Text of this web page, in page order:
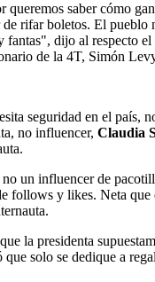
queremos saber cómo
de rifar boletos. El pueblo
fantas", dijo al respecto
de la 4T, Simón
seguridad en el país,
no influencer, Claudia
un influencer de
follows y likes. Neta que
la presidenta
solo se dedique a